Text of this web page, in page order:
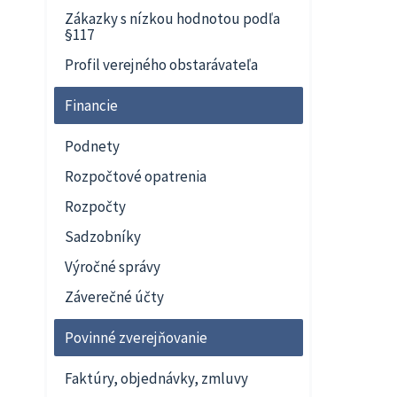
Zákazky s nízkou hodnotou podľa
§117
Profil verejného obstarávateľa
Financie
Podnety
Rozpočtové opatrenia
Rozpočty
Sadzobníky
Výročné správy
Záverečné účty
Povinné zverejňovanie
Faktúry, objednávky, zmluvy